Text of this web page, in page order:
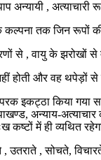
, अत्याचारी
तक जिन रूपों
से , वायु के झरोखों से
होती और वह थपेड़ों से
इकट्ठा किया
अन्याय-अत्याचार
कष्टों में ही व्यथित
उतराते , सोचते,